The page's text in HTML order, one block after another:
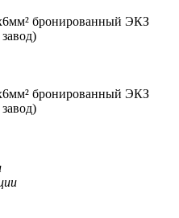
бронированный ЭКЗ
бронированный ЭКЗ